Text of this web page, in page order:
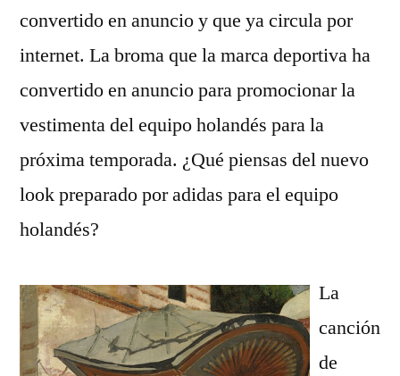
convertido en anuncio y que ya circula por
internet. La broma que la marca deportiva ha
convertido en anuncio para promocionar la
vestimenta del equipo holandés para la
próxima temporada. ¿Qué piensas del nuevo
look preparado por adidas para el equipo
holandés?
La
canción
de